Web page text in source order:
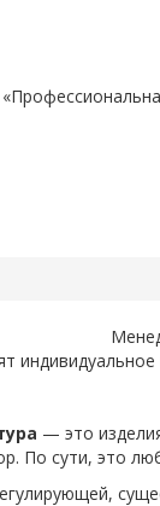
— это
По сути, это